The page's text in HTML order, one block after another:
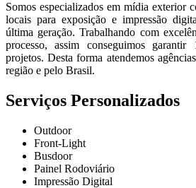
Somos especializados em mídia exterior
locais para exposição e impressão
última geração. Trabalhando com
processo, assim conseguimos
projetos. Desta forma atendemos
região e pelo Brasil.
Serviços Personalizados
Outdoor
Front-Light
Busdoor
Painel Rodoviário
Impressão Digital